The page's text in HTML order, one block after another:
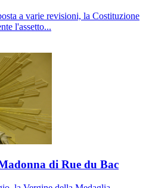
a varie revisioni, la Costituzione
l'assetto...
di Rue du Bac